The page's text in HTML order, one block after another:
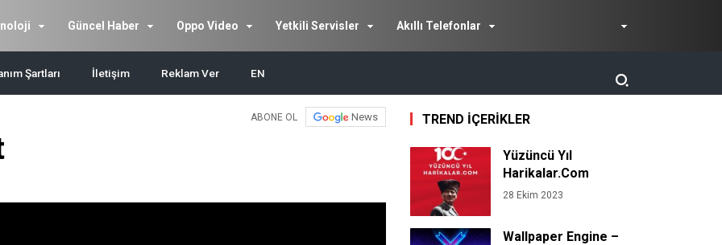
Güncel Haber Oppo Video Yetkili Servisler Akıllı Telefonlar
Şartları İletişim Reklam Ver EN
ABONE OL News TREND İÇERİKLER
Yüzüncü Yıl
Harikalar.Com
28 Ekim 2023
Wallpaper Engine –